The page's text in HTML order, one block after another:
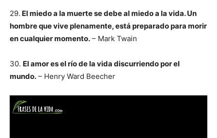
29. El miedo a la muerte se debe al miedo a la vida. Un
hombre que vive plenamente, está preparado para morir
en cualquier momento. – Mark Twain
30. El amor es el río de la vida discurriendo por el
mundo. – Henry Ward Beecher